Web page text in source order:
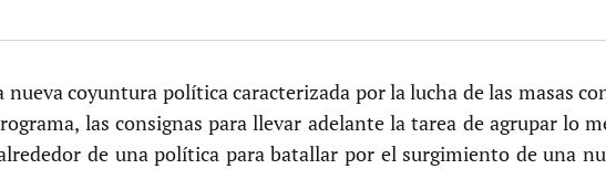
coyuntura política caracterizada por la lucha de las masas
las consignas para llevar adelante la tarea de agrupar lo
de una política para batallar por el surgimiento de una